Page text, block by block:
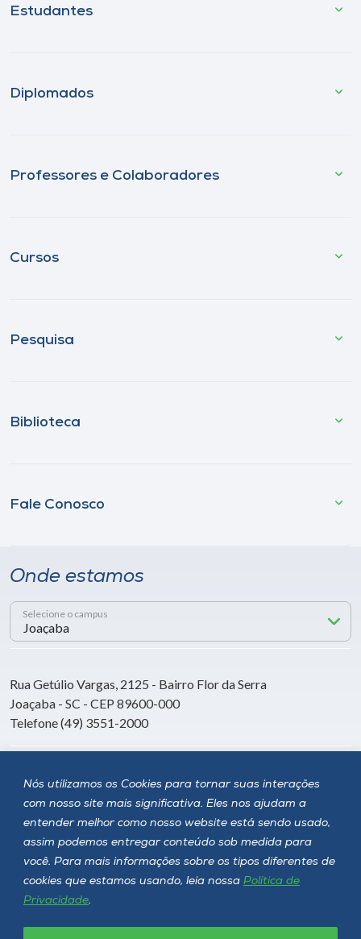
Nós utilizamos os Cookies para tornar suas interações
com nosso site mais significativa. Eles nos ajudam a
entender melhor como nosso website está sendo usado,
assim podemos entregar conteúdo sob medida para
você. Para mais informações sobre os tipos diferentes de
cookies que estamos usando, leia nossa Política de
Privacidade.
Estudantes
Diplomados
Professores e Colaboradores
Cursos
Pesquisa
Biblioteca
Fale Conosco
Onde estamos
Selecione o campus
Rua Getúlio Vargas, 2125 - Bairro Flor da Serra
Joaçaba - SC - CEP 89600-000
Telefone (49) 3551-2000
Siga a Unoesc